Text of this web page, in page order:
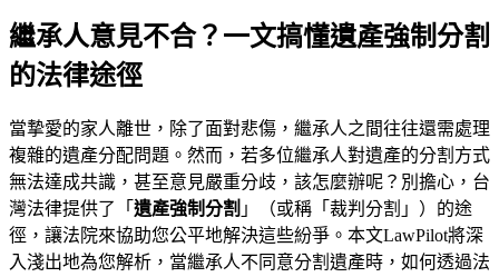
繼承人意見不合？一文搞懂遺產強制分割
的法律途徑
當摯愛的家人離世，除了面對悲傷，繼承人之間往往還需處理
複雜的遺產分配問題。然而，若多位繼承人對遺產的分割方式
無法達成共識，甚至意見嚴重分歧，該怎麼辦呢？別擔心，台
灣法律提供了「 遺產強制分割 」（或稱「裁判分割」）的途
徑，讓法院來協助您公平地解決這些紛爭。本文LawPilot將深
入淺出地為您解析，當繼承人不同意分割遺產時，如何透過法